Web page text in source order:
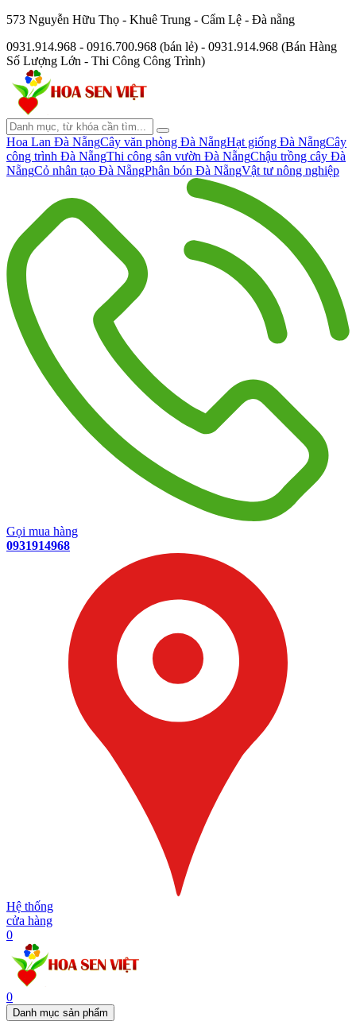
573 Nguyễn Hữu Thọ - Khuê Trung - Cẩm Lệ - Đà nẵng
0931.914.968 - 0916.700.968 (bán lẻ) - 0931.914.968 (Bán Hàng
Số Lượng Lớn - Thi Công Công Trình)
Hoa Lan Đà NẵngCây văn phòng Đà NẵngHạt giống Đà NẵngCây
công trình Đà NẵngThi công sân vườn Đà NẵngChậu trồng cây Đà
NẵngCỏ nhân tạo Đà NẵngPhân bón Đà NẵngVật tư nông nghiệp
Gọi mua hàng
0931914968
Hệ thống
cửa hàng
0
0
Danh mục sản phẩm